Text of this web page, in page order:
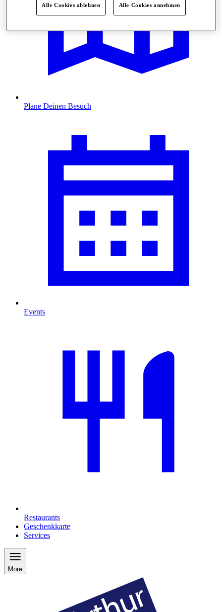
Plane Deinen Besuch
Events
Restaurants
Geschenkkarte
Services
More
Alle Cookies ablehnen Alle Cookies annehmen